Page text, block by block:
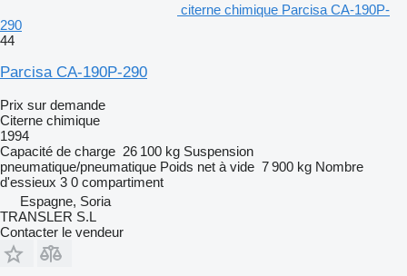
citerne chimique Parcisa CA-190P-
290
44
Parcisa CA-190P-290
Prix sur demande
Citerne chimique
1994
Capacité de charge 26 100 kg Suspension
pneumatique/pneumatique Poids net à vide 7 900 kg Nombre
d'essieux 3 0 compartiment
Espagne, Soria
TRANSLER S.L
Contacter le vendeur